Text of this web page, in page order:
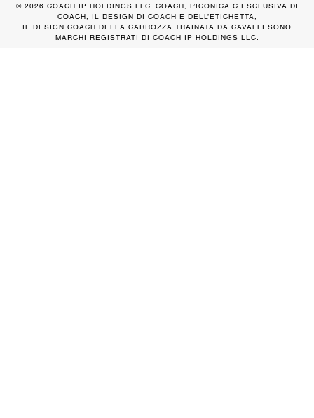
© 2026 COACH IP HOLDINGS LLC. COACH, L’ICONICA C ESCLUSIVA DI
COACH, IL DESIGN DI COACH E DELL’ETICHETTA,
IL DESIGN COACH DELLA CARROZZA TRAINATA DA CAVALLI SONO
MARCHI REGISTRATI DI COACH IP HOLDINGS LLC.